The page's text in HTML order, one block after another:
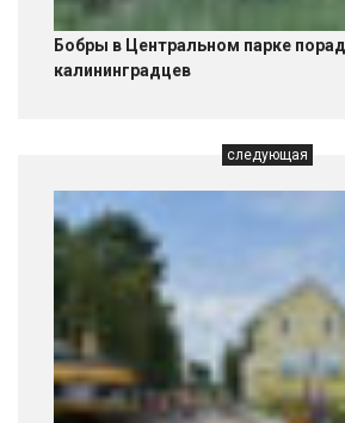
Бобры в Центральном парке
калининградцев
следующая